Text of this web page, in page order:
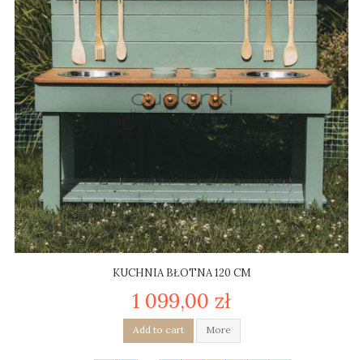
KUCHNIA BŁOTNA 120 CM
1 099,00 zł
Add to cart More